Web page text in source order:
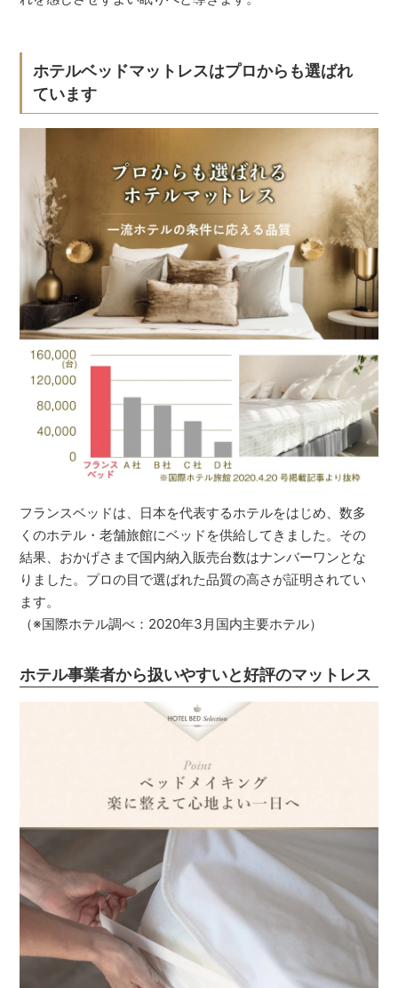
ホテルベッドマットレスはプロからも選ばれ
ています
フランスベッドは、日本を代表するホテルをはじめ、数多
くのホテル・老舗旅館にベッドを供給してきました。その
結果、おかげさまで国内納入販売台数はナンバーワンとな
りました。プロの目で選ばれた品質の高さが証明されてい
ます。
（※国際ホテル調べ：2020年3月国内主要ホテル）
ホテル事業者から扱いやすいと好評のマットレス